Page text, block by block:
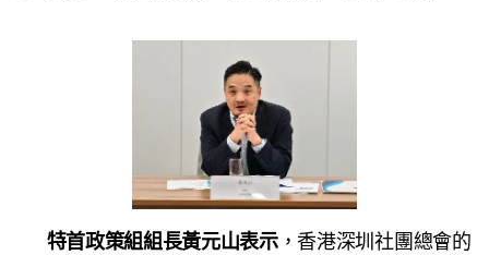
特首政策組組長黃元山表示，香港深圳社團總會的